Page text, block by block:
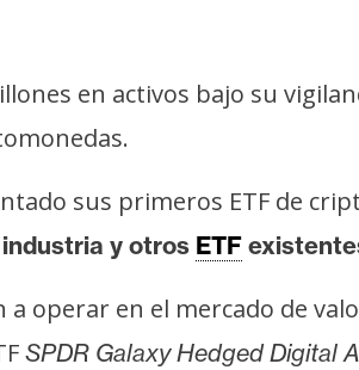
en activos bajo su
sus primeros ETF de
y otros ETF
operar en el mercado de
SPDR Galaxy Hedged Digital